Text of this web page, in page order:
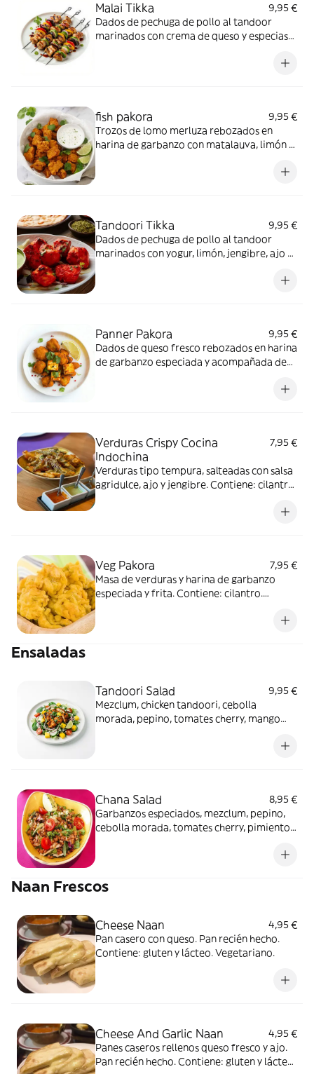
Malai Tikka
9,95 €
Dados de pechuga de pollo al tandoor
marinados con crema de queso y especias
fish pakora
9,95 €
Trozos de lomo merluza rebozados en
harina de garbanzo con matalauva, limón y
Tandoori Tikka
9,95 €
Dados de pechuga de pollo al tandoor
marinados con yogur, limón, jengibre, ajo y
Panner Pakora
9,95 €
Dados de queso fresco rebozados en harina
de garbanzo especiada y acompañada de
Verduras Crispy Cocina
Indochina
7,95 €
Verduras tipo tempura, salteadas con salsa
agridulce, ajo y jengibre. Contiene: cilantro.
Veg Pakora
7,95 €
Masa de verduras y harina de garbanzo
especiada y frita. Contiene: cilantro.
Ensaladas
Tandoori Salad
9,95 €
Mezclum, chicken tandoori, cebolla
morada, pepino, tomates cherry, mango
Chana Salad
8,95 €
Garbanzos especiados, mezclum, pepino,
cebolla morada, tomates cherry, pimientos
Naan Frescos
Cheese Naan
4,95 €
Pan casero con queso. Pan recién hecho.
Contiene: gluten y lácteo. Vegetariano.
Cheese And Garlic Naan
4,95 €
Panes caseros rellenos queso fresco y ajo.
Pan recién hecho. Contiene: gluten y lácteo.